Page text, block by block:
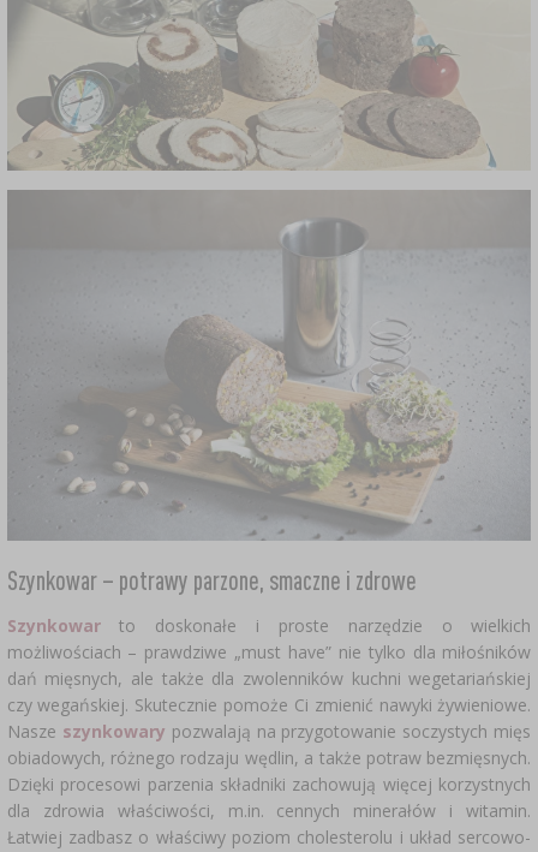
Szynkowar – potrawy parzone, smaczne i zdrowe
Szynkowarto doskonałe i proste narzędzie o wielkich
możliwościach – prawdziwe „must have” nie tylko dla miłośników
dań mięsnych, ale także dla zwolenników kuchni wegetariańskiej
czy wegańskiej. Skutecznie pomoże Ci zmienić nawyki żywieniowe.
Nasze szynkowary pozwalają na przygotowanie soczystych mięs
obiadowych, różnego rodzaju wędlin, a także potraw bezmięsnych.
Dzięki procesowi parzenia składniki zachowują więcej korzystnych
dla zdrowia właściwości, m.in. cennych minerałów i witamin.
Łatwiej zadbasz o właściwy poziom cholesterolu i układ sercowo-